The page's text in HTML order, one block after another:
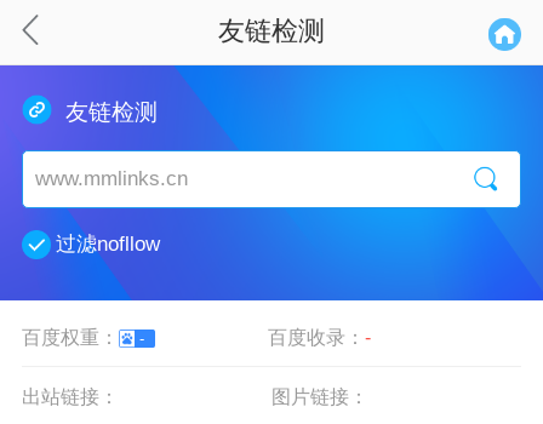
友链检测
友链检测
过滤nofllow
百度权重： - 百度收录：-
出站链接：
图片链接：